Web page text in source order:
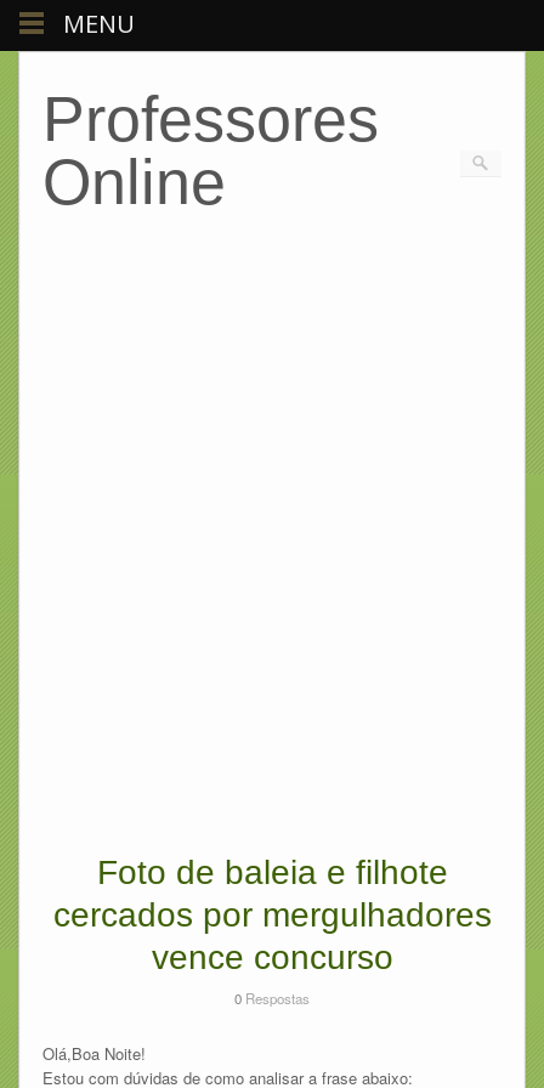
Professores
Online
Foto de baleia e filhote
cercados por mergulhadores
vence concurso
0 Respostas
Olá,Boa Noite!
Estou com dúvidas de como analisar a frase abaixo:
MENU